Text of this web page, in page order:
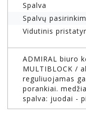
Spalva
Spalvų
Vidutinis
ADMIRAL biuro
MULTIBLOCK /
reguliuojamas
porankiai.
spalva: juodai -